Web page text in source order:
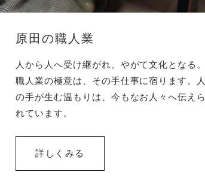
原田の職人業
人から人へ受け継がれ、やがて文化となる。
職人業の極意は、その手仕事に宿ります。人
の手が生む温もりは、今もなお人々へ伝えら
れています。
詳しくみる